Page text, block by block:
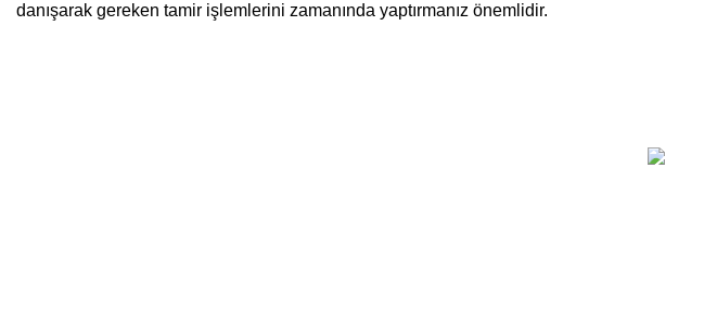
danışarak gereken tamir işlemlerini zamanında yaptırmanız önemlidir.